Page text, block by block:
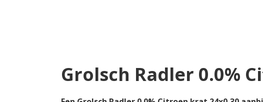
Grolsch Radler 0.0%